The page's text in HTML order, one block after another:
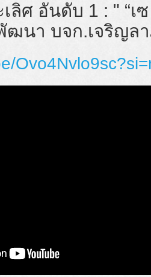
ลิศ อันดับ 1 : " “เ
ฒนา บจก.เจริญล